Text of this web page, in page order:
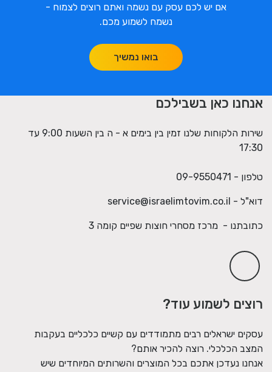
אם יש לכם עסק עם נשמה ואתם רוצים לצמוח -
נשמח לשמוע מכם.
בואו נמשיך
אנחנו כאן בשבילכם
שירות הלקוחות שלנו זמין בין בימים א - ה בין השעות 9:00 עד
17:30
טלפון - 09-9550471
דוא"ל - service@israelimtovim.co.il
כתובתנו - מרכז מסחרי חוצות שפיים קומה 3
רוצים לשמוע עוד?
עסקים ישראלים רבים מתמודדים עם קשיים כלכליים בעקבות
המצב הכלכלי. רוצה להכיר אותם?
אנחנו נעדכן אתכם בכל המוצרים והשרותים המיוחדים שיש